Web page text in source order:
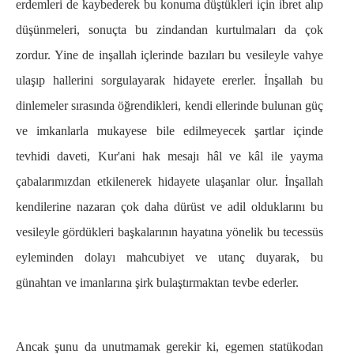
erdemleri de kaybederek bu konuma düştükleri için ibret alıp
düşünmeleri, sonuçta bu zindandan kurtulmaları da çok
zordur. Yine de inşallah içlerinde bazıları bu vesileyle vahye
ulaşıp hallerini sorgulayarak hidayete ererler. İnşallah bu
dinlemeler sırasında öğrendikleri, kendi ellerinde bulunan güç
ve imkanlarla mukayese bile edilmeyecek şartlar içinde
tevhidi daveti, Kur'ani hak mesajı hâl ve kâl ile yayma
çabalarımızdan etkilenerek hidayete ulaşanlar olur. İnşallah
kendilerine nazaran çok daha dürüst ve adil olduklarını bu
vesileyle gördükleri başkalarının hayatına yönelik bu tecessüs
eyleminden dolayı mahcubiyet ve utanç duyarak, bu
günahtan ve imanlarına şirk bulaştırmaktan tevbe ederler.
Ancak şunu da unutmamak gerekir ki, egemen statükodan